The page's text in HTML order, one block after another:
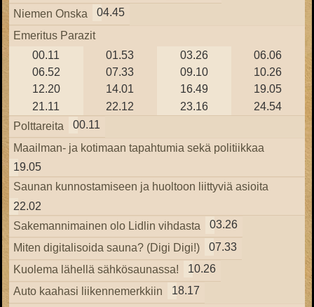
Niemen Onska
04.45
Emeritus Parazit
00.11
01.53 03.26
06.06
06.52
07.33 09.10
10.26
12.20
14.01 16.49
19.05
21.11
22.12 23.16
24.54
Polttareita
00.11
Maailman- ja kotimaan tapahtumia sekä politiikkaa
19.05
Saunan kunnostamiseen ja huoltoon liittyviä asioita
22.02
Sakemannimainen olo Lidlin vihdasta
03.26
Miten digitalisoida sauna? (Digi Digi!)
07.33
Kuolema lähellä sähkösaunassa!
10.26
Auto kaahasi liikennemerkkiin
18.17